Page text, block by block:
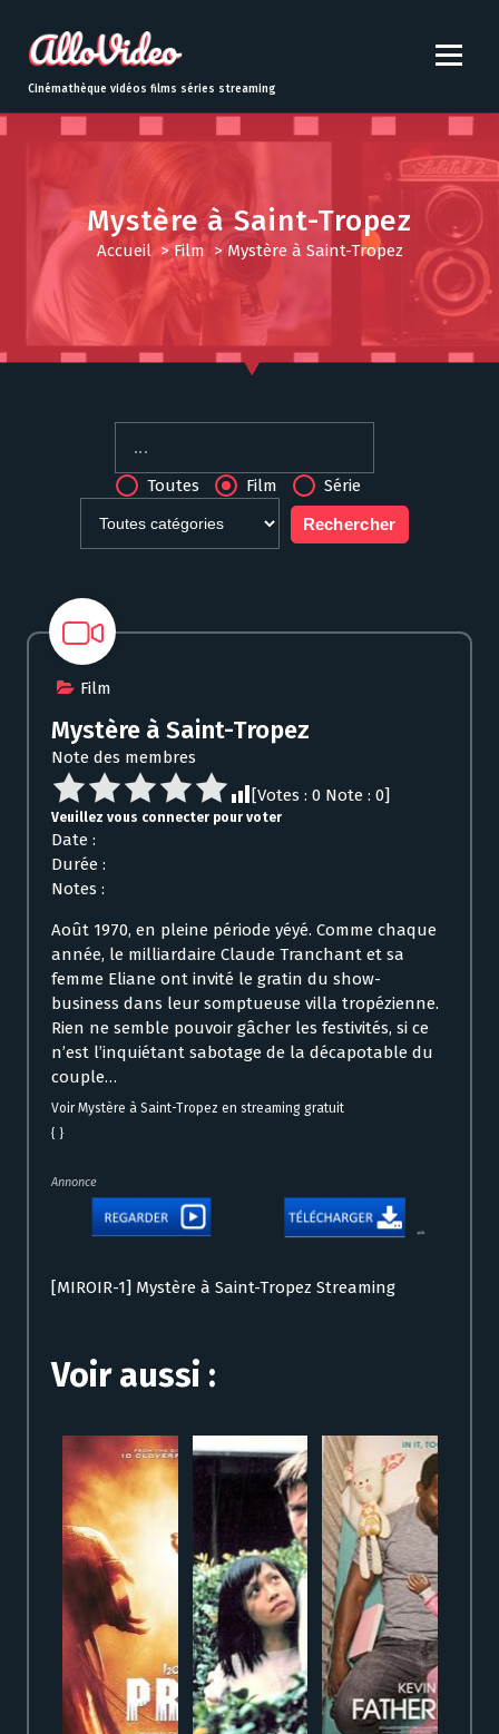
t
o
Cinémathèque vidéos films séries streaming
Mystère à Saint-Tropez
Accueil>Film > Mystère à Saint-Tropez
Toutes Film Série
Film
Mystère à Saint-Tropez
Note des membres
[Votes : 0 Note : 0]
Veuillez vous connecter pour voter
Date :
Durée :
Notes :
Août 1970, en pleine période yéyé. Comme chaque
année, le milliardaire Claude Tranchant et sa
femme Eliane ont invité le gratin du show-
business dans leur somptueuse villa tropézienne.
Rien ne semble pouvoir gâcher les festivités, si ce
n’est l’inquiétant sabotage de la décapotable du
couple…
Voir Mystère à Saint-Tropez en streaming gratuit
{ }
Annonce
[MIROIR-1] Mystère à Saint-Tropez Streaming
Voir aussi :